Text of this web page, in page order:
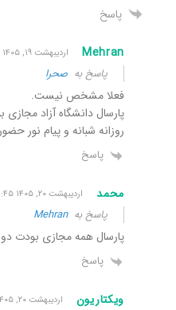
پاسخ
Mehran اردیبهشت ۱۹, ۱۴۰۵ ۱۰:۰۷ ب٫ظ
پاسخ به صحرا
فعلا مشخص نیست.
پارسال دانشگاه آزاد مجازی
روزانه شبانه و پیام نور
پاسخ
محمد اردیبهشت ۲۰, ۱۴۰۵ ۸:۴۵ ب٫ظ
پاسخ بهMehran
پارسال همه مجازی بودت
پاسخ
ویکتاریون اردیبهشت ۲۰, ۱۴۰۵ ۹:۰۳ ب٫ظ